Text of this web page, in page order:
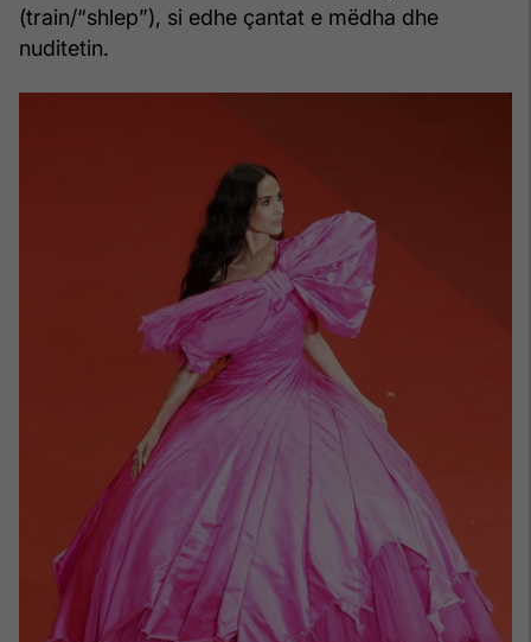
(train/“shlep”), si edhe çantat e mëdha dhe
nuditetin.